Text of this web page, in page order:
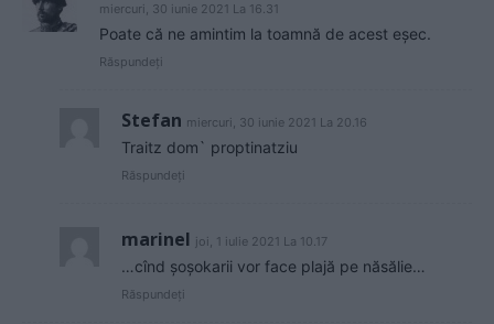
miercuri, 30 iunie 2021 La 16.31
Poate că ne amintim la toamnă de acest eşec.
Răspundeți
Stefan miercuri, 30 iunie 2021 La 20.16
Traitz dom` proptinatziu
Răspundeți
marinel joi, 1 iulie 2021 La 10.17
…cînd șoșokarii vor face plajă pe năsălie…
Răspundeți